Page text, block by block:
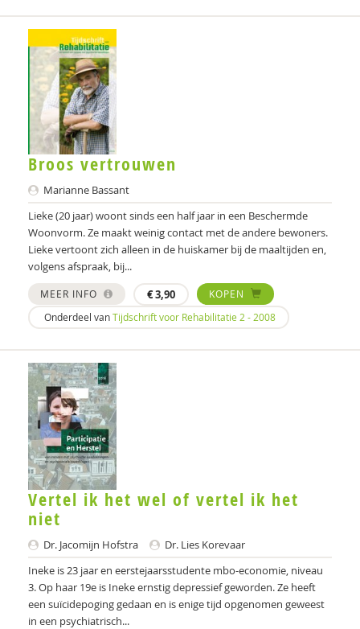
Broos vertrouwen
Marianne Bassant
Lieke (20 jaar) woont sinds een half jaar in een Beschermde
Woonvorm. Ze maakt weinig contact met de andere bewoners.
Lieke vertoont zich alleen in de huiskamer bij de maaltijden en,
volgens afspraak, bij...
MEER INFO €3,90
KOPEN
Onderdeel vanTijdschrift voor Rehabilitatie 2 - 2008
Vertel ik het wel of vertel ik het
niet
Dr. Jacomijn Hofstra
Dr. Lies Korevaar
Ineke is 23 jaar en eerstejaarsstudente mbo-economie, niveau
3. Op haar 19e is Ineke ernstig depressief geworden. Ze heeft
een suïcidepoging gedaan en is enige tijd opgenomen geweest
in een psychiatrisch...